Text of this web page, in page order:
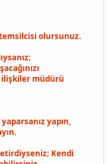
olursunuz.
müdürü
yapın,
Kendi